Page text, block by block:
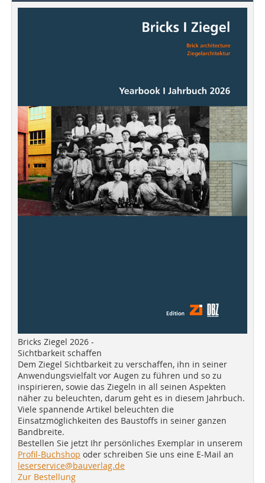
Bricks Ziegel 2026 -
Sichtbarkeit schaffen
Dem Ziegel Sichtbarkeit zu verschaffen, ihn in seiner
Anwendungsvielfalt vor Augen zu führen und so zu
inspirieren, sowie das Ziegeln in all seinen Aspekten
näher zu beleuchten, darum geht es in diesem Jahrbuch.
Viele spannende Artikel beleuchten die
Einsatzmöglichkeiten des Baustoffs in seiner ganzen
Bandbreite.
Bestellen Sie jetzt Ihr persönliches Exemplar in unserem
Profil-Buchshop oder schreiben Sie uns eine E-Mail an
leserservice@bauverlag.de
Zur Bestellung